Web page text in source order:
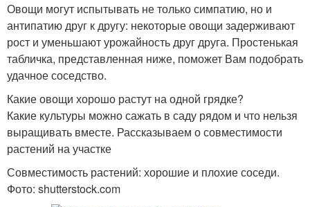
Овощи могут испытывать не только симпатию, но и
антипатию друг к другу: некоторые овощи задерживают
рост и уменьшают урожайность друг друга. Простенькая
табличка, представленная ниже, поможет Вам подобрать
удачное соседство.
Какие овощи хорошо растут на одной грядке?
Какие культуры можно сажать в саду рядом и что нельзя
выращивать вместе. Рассказываем о совместимости
растений на участке
Совместимость растений: хорошие и плохие соседи.
Фото: shutterstock.com